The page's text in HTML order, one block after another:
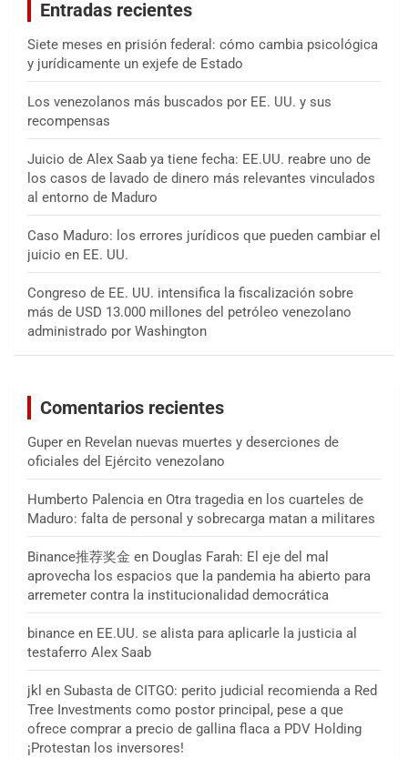
Entradas recientes
Siete meses en prisión federal: cómo cambia psicológica
y jurídicamente un exjefe de Estado
Los venezolanos más buscados por EE. UU. y sus
recompensas
Juicio de Alex Saab ya tiene fecha: EE.UU. reabre uno de
los casos de lavado de dinero más relevantes vinculados
al entorno de Maduro
Caso Maduro: los errores jurídicos que pueden cambiar el
juicio en EE. UU.
Congreso de EE. UU. intensifica la fiscalización sobre
más de USD 13.000 millones del petróleo venezolano
administrado por Washington
Comentarios recientes
Guper en Revelan nuevas muertes y deserciones de
oficiales del Ejército venezolano
Humberto Palencia en Otra tragedia en los cuarteles de
Maduro: falta de personal y sobrecarga matan a militares
Binance推荐奖金 en Douglas Farah: El eje del mal
aprovecha los espacios que la pandemia ha abierto para
arremeter contra la institucionalidad democrática
binance en EE.UU. se alista para aplicarle la justicia al
testaferro Alex Saab
jkl en Subasta de CITGO: perito judicial recomienda a Red
Tree Investments como postor principal, pese a que
ofrece comprar a precio de gallina flaca a PDV Holding
¡Protestan los inversores!